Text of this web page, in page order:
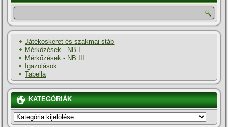
Játékoskeret és szakmai stáb
Mérkőzések - NB I
Mérkőzések - NB III
Igazolások
Tabella
KATEGÓRIÁK
KATEGÓRIÁK